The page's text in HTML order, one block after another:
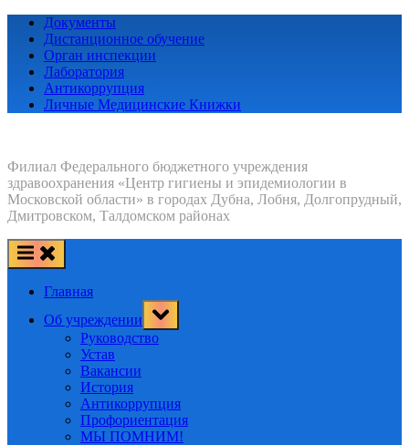
Skip
content
Документы
Дистанционное обучение
Орган инспекции
Лаборатория
Антикоррупция
Личные Медицинские Книжки
Филиал Федерального бюджетного учреждения
здравоохранения «Центр гигиены и эпидемиологии в
Московской области» в городах Дубна, Лобня, Долгопрудный,
Дмитровском, Талдомском районах
Главная
Об учреждении
Toggle
sub-
menu
Руководство
Устав
Вакансии
История
Антикоррупция
Профориентация
МЫ ПОМНИМ!